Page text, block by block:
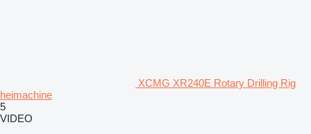
XCMG XR240E Rotary Drilling Rig
heimachine
5
VIDEO